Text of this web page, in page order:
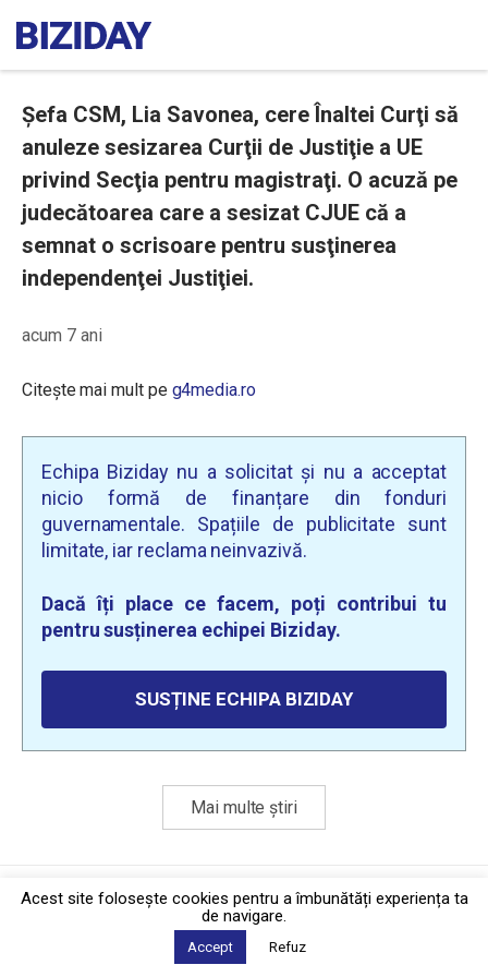
Şefa CSM, Lia Savonea, cere Înaltei Curţi să
anuleze sesizarea Curţii de Justiţie a UE
privind Secţia pentru magistraţi. O acuză pe
judecătoarea care a sesizat CJUE că a
semnat o scrisoare pentru susţinerea
independenţei Justiţiei.
acum 7 ani
Citește mai mult pe g4media.ro
Echipa Biziday nu a solicitat și nu a acceptat
nicio formă de finanțare din fonduri
guvernamentale. Spațiile de publicitate sunt
limitate, iar reclama neinvazivă.
Dacă îți place ce facem, poți contribui tu
pentru susținerea echipei Biziday.
SUSȚINE ECHIPA BIZIDAY
Mai multe știri
Politica de confidențialitate·Contact
2026 © Biziday
Acest site foloseşte cookies pentru a îmbunătăți experiența ta
de navigare.
Accept Refuz